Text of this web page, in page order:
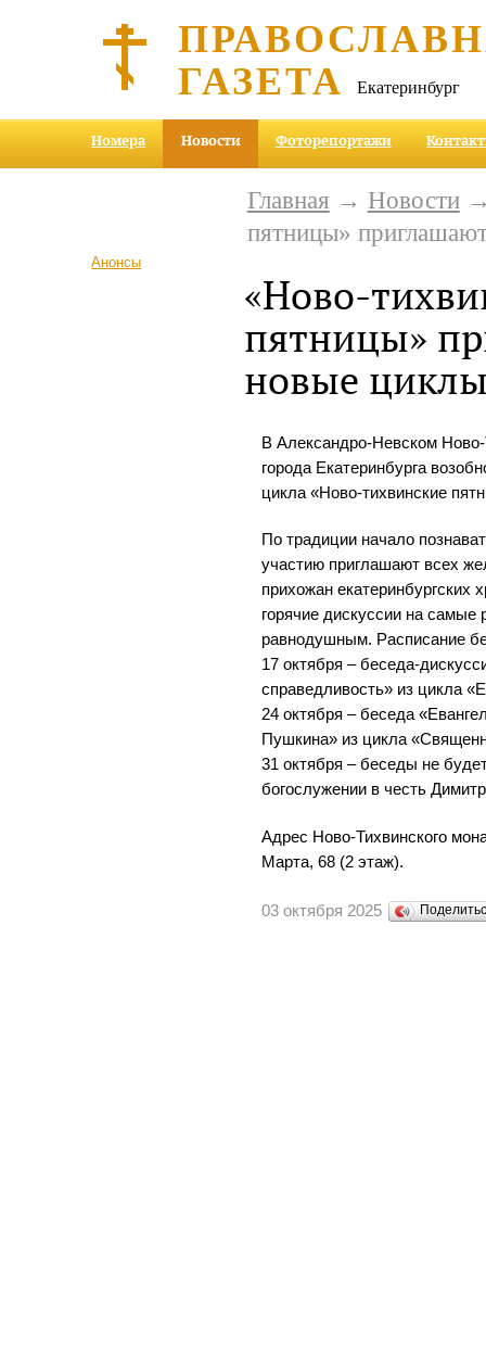
ГАЗЕТА Екатеринбург
Номера Новости Фоторепортажи
Анонсы
Главная → Новости→
пятницы»
«Ново-
пятницы»
новые
В Александро-Невском
города Екатеринбурга
цикла «Ново-тихвинские
По традиции начало
участию приглашают всех
прихожан екатеринбургских
горячие дискуссии на самые
равнодушным. Расписание
17 октября – беседа-
справедливость» из цикла
24 октября – беседа
Пушкина» из цикла
31 октября – беседы не
богослужении в честь
Адрес Ново-Тихвинского
Марта, 68 (2 этаж).
03 октября 2025